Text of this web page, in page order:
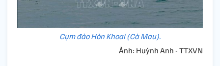
Cụm đảo Hòn Khoai (Cà Mau).
Ảnh: Huỳnh Anh - TTXVN